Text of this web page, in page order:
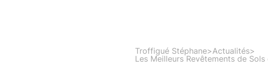
Troffigué Stéphane>Actualités>
Les Meilleurs Revêtements de